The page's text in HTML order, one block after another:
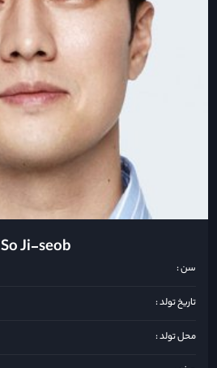
So Ji-seob
سن :
تاریخ تولد :
محل تولد :